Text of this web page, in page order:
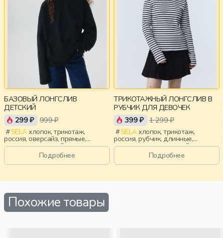
БАЗОВЫЙ ЛОНГСЛИВ
ДЕТСКИЙ
299 ₽ 999 ₽
SELAхлопок, трикотаж,
россия, оверсайз, прямые,
длинные, длинный рукав, школа,
свободные, вырез, круглый
вырез, девочки, дети
Подробнее
ТРИКОТАЖНЫЙ ЛОНГСЛИВ В
РУБЧИК ДЛЯ ДЕВОЧЕК
399 ₽ 1 299 ₽
SELAхлопок, трикотаж,
россия, рубчик, длинные,
прилегающие, длинный рукав,
школа, манжета, вырез, круглый
вырез, девочки, дети
Подробнее
Похожие товары